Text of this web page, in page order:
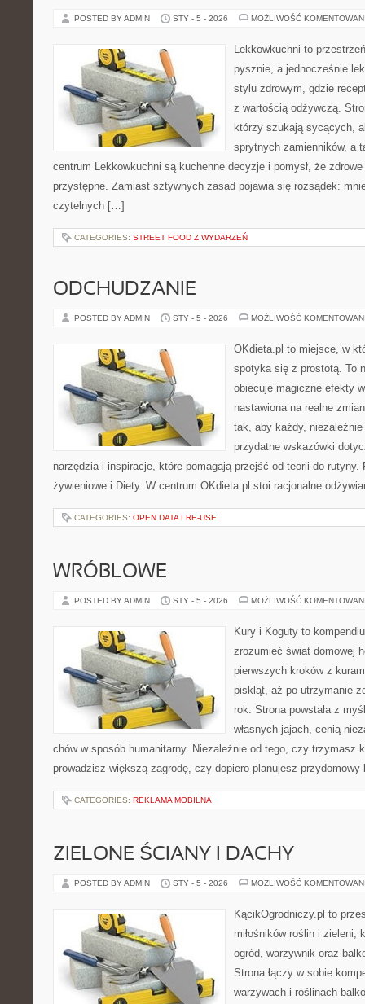
POSTED BY ADMIN STY - 5 - 2026 MOŻLIWOŚĆ
Lekkowkuchni to
pysznie, a jednocześnie
stylu zdrowym, gdzie
z wartością odżywczą.
którzy szukają sycących,
sprytnych zamienników, a
centrum Lekkowkuchni są kuchenne decyzje i pomysł, że
przystępne. Zamiast sztywnych zasad pojawia się rozsądek:
czytelnych […]
CATEGORIES: STREET FOOD Z WYDARZEŃ
ODCHUDZANIE
POSTED BY ADMIN STY - 5 - 2026 MOŻLIWOŚĆ
OKdieta.pl to miejsce, w
spotyka się z prostotą. To
obiecuje magiczne efekty
nastawiona na realne
tak, aby każdy,
przydatne wskazówki
narzędzia i inspiracje, które pomagają przejść od teorii do rutyny.
żywieniowe i Diety. W centrum OKdieta.pl stoi racjonalne
CATEGORIES: OPEN DATA I RE-USE
WRÓBLOWE
POSTED BY ADMIN STY - 5 - 2026 MOŻLIWOŚĆ
Kury i Koguty to
zrozumieć świat domowej
pierwszych kroków z
piskląt, aż po utrzymanie
rok. Strona powstała z
własnych jajach, cenią
chów w sposób humanitarny. Niezależnie od tego, czy trzymasz
prowadzisz większą zagrodę, czy dopiero planujesz
CATEGORIES: REKLAMA MOBILNA
ZIELONE ŚCIANY I DACHY
POSTED BY ADMIN STY - 5 - 2026 MOŻLIWOŚĆ
KącikOgrodniczy.pl to
miłośników roślin i zieleni,
ogród, warzywnik oraz
Strona łączy w sobie
warzywach i roślinach